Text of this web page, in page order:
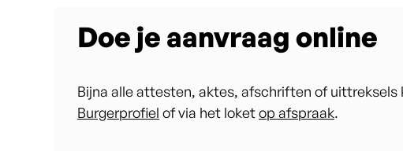
Doe je aanvraag online
Bijna alle attesten, aktes, afschriften of uittreksels
Burgerprofiel of via het loketop afspraak.